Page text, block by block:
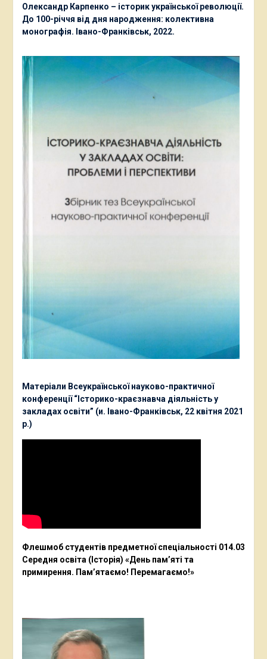
Олександр Карпенко – історик української революції.
До 100-річчя від дня народження: колективна
монографія. Івано-Франківськ, 2022.
Матеріали Всеукраїнської науково-практичної
конференції “Історико-краєзнавча діяльність у
закладах освіти” (и. Івано-Франківськ, 22 квітня 2021
р.)
Флешмоб студентів предметної спеціальності 014.03
Середня освіта (Історія) «День пам’яті та
примирення. Пам’ятаємо! Перемагаємо!»